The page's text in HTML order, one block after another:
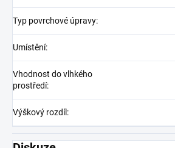
Typ povrchové úpravy:
Umístění:
Vhodnost do vlhkého
prostředí:
Výškový rozdíl: